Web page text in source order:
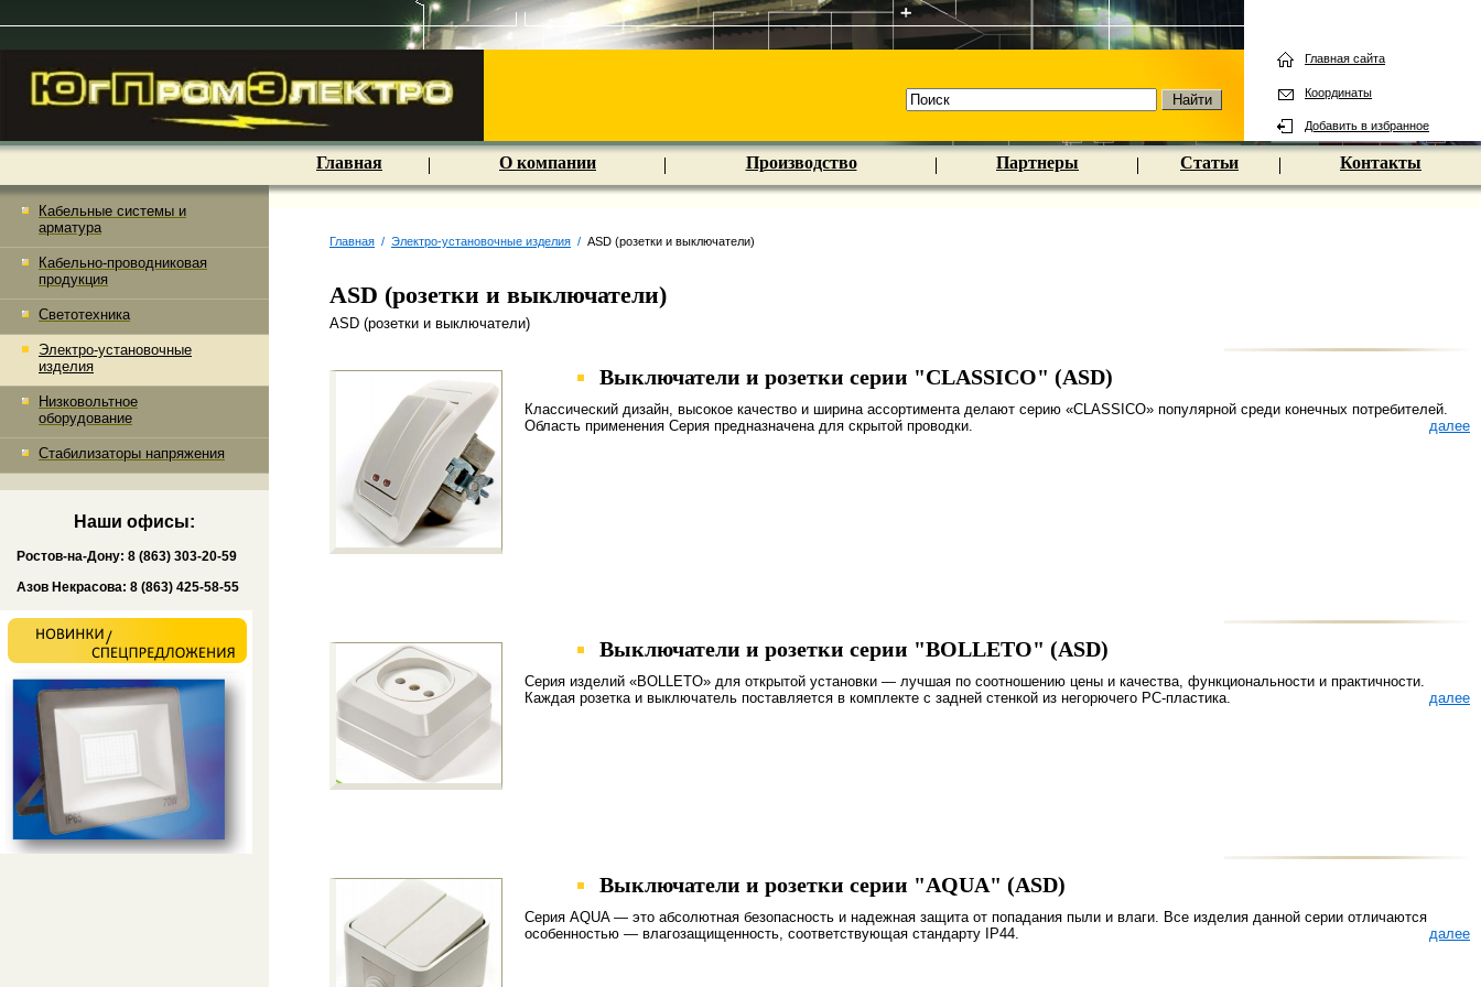
Главная сайта
Координаты
Добавить в избранное
Кабельные системы и
арматура
Кабельно-проводниковая
продукция
Светотехника
Электро-установочные
изделия
Низковольтное
оборудование
Стабилизаторы напряжения
Наши офисы:
Ростов-на-Дону: 8 (863) 303-20-59
Азов Некрасова: 8 (863) 425-58-55
Главная О компании Производство Партнеры Статьи Контакты
Главная / Электро-установочные изделия / ASD (розетки и выключатели)
ASD (розетки и выключатели)
ASD (розетки и выключатели)
Выключатели и розетки серии "СLASSICO" (ASD)
Классический дизайн, высокое качество и ширина ассортимента делают серию «СLASSICO» популярной среди конечных потребителей.
Область применения Серия предназначена для скрытой проводки.
далее
Выключатели и розетки серии "BOLLETO" (ASD)
Серия изделий «BOLLETO» для открытой установки — лучшая по соотношению цены и качества, функциональности и практичности.
Каждая розетка и выключатель поставляется в комплекте с задней стенкой из негорючего PC-пластика.
далее
Выключатели и розетки серии "AQUA" (ASD)
Серия AQUA — это абсолютная безопасность и надежная защита от попадания пыли и влаги. Все изделия данной серии отличаются
особенностью — влагозащищенность, соответствующая стандарту IP44.
далее